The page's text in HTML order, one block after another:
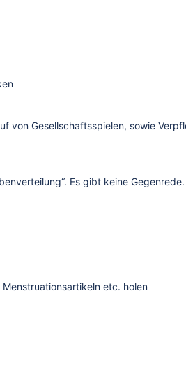
von Gesellschaftsspielen, sowie
Es gibt keine Gegenrede.
etc. holen